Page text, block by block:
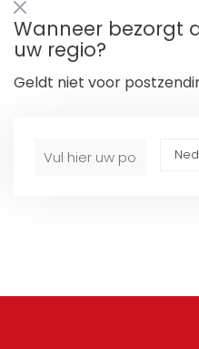
Wanneer bezorgt
uw regio?
Geldt niet voor